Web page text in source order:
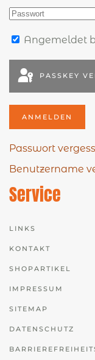
Angemeldet
PASSKEY
ANMELDEN
Passwort
Benutzername
Service
LINKS
KONTAKT
SHOPARTIKEL
IMPRESSUM
SITEMAP
DATENSCHUTZ